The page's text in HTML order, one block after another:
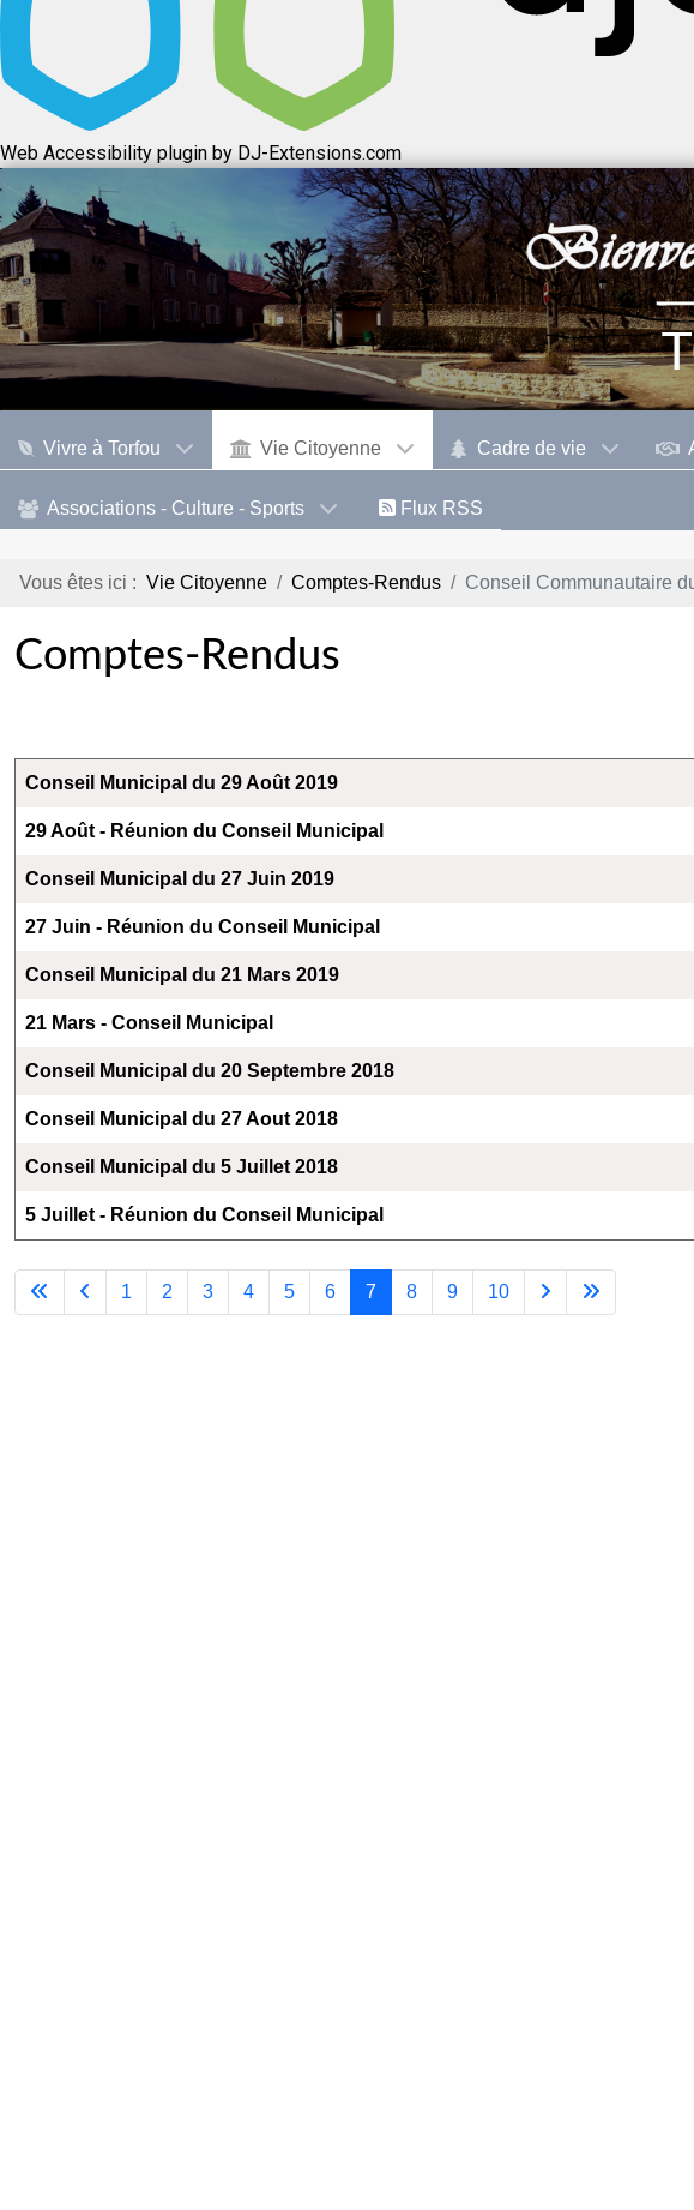
Web Accessibility plugin by DJ-Extensions.com
Vivre à Torfou Vie Citoyenne Cadre de vie
Associations - Culture - Sports Flux RSS
Vous êtes ici : Vie Citoyenne Comptes-Rendus Conseil Communautaire
Comptes-Rendus
Articles
Titre
Conseil Municipal du 29 Août 2019
29 Août - Réunion du Conseil Municipal
Conseil Municipal du 27 Juin 2019
27 Juin - Réunion du Conseil Municipal
Conseil Municipal du 21 Mars 2019
21 Mars - Conseil Municipal
Conseil Municipal du 20 Septembre 2018
Conseil Municipal du 27 Aout 2018
Conseil Municipal du 5 Juillet 2018
5 Juillet - Réunion du Conseil Municipal
1 2 3 4 5 6 7 8 9 10